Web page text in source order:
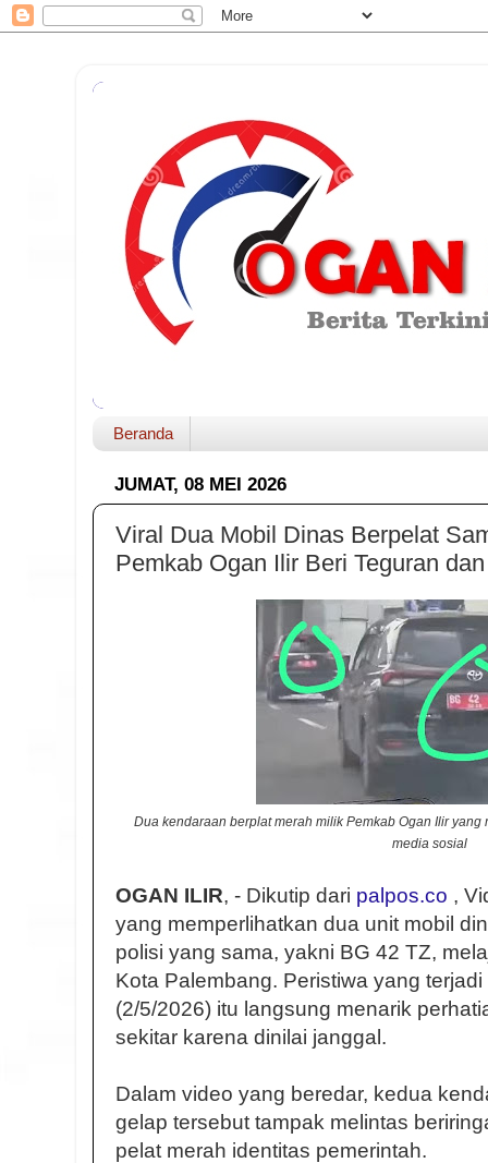
Beranda
JUMAT, 08 MEI 2026
Viral Dua Mobil Dinas Berpelat
Pemkab Ogan Ilir Beri Teguran
Dua kendaraan berplat merah milik Pemkab Ogan Ilir
media sosial
OGAN ILIR, - Dikutip dari palpos.co ,
yang memperlihatkan dua unit mobil
polisi yang sama, yakni BG 42 TZ,
Kota Palembang. Peristiwa yang
(2/5/2026) itu langsung menarik
sekitar karena dinilai janggal.
Dalam video yang beredar, kedua
gelap tersebut tampak melintas
pelat merah identitas pemerintah.